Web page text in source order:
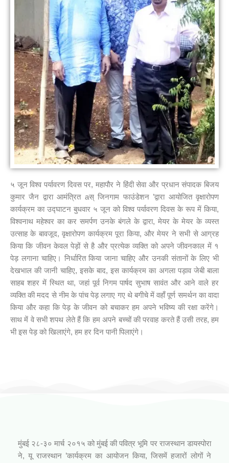
५ जून विश्व पर्यावरण दिवस पर, महापौर ने हिंदी सेवा और प्रधान संपादक बिजय
कुमार जैन द्वारा आमंत्रित aस् जिनगाम फाउंडेशन ’द्वारा आयोजित वृक्षारोपण
कार्यक्रम का उद्घाटन बुधवार ५ जून को विश्व पर्यावरण दिवस के रूप में किया,
विश्वनाथ महेश्वर का कर समर्पण उनके बंगले के द्वारा, मेयर के मेयर के व्यस्त
उत्साह के बावजूद, वृक्षारोपण कार्यक्रम पूरा किया, और मेयर ने सभी से आग्रह
किया कि जीवन केवल पेड़ों से है और प्रत्येक व्यक्ति को अपने जीवनकाल में १
पेड़ लगाना चाहिए। निर्धारित किया जाना चाहिए और उनकी संतानों के लिए भी
देखभाल की जानी चाहिए, इसके बाद, इस कार्यक्रम का अगला पड़ाव जेबी बाला
साहब शहर में स्थित था, जहां पूर्व निगम पार्षद सुभाष सावंत और आने वाले हर
व्यक्ति की मदद से नीम के पांच पेड़ लगाए गए थे बगीचे में वहाँ पूर्ण समर्थन का वादा
किया और कहा कि पेड़ के जीवन को बचाकर हम अपने भविष्य की रक्षा करेंगे।
साथ में वे सभी शपथ लेते हैं कि हम अपने बच्चों की परवाह करते हैं उसी तरह, हम
भी इस पेड़ को खिलाएंगे, हम हर दिन पानी पिलाएंगे।
मुंबई २८-३० मार्च २०१५ को मुंबई की पवित्र भूमि पर राजस्थान डायस्पोरा
ने, यू राजस्थान ’कार्यक्रम का आयोजन किया, जिसमें हजारों लोगों ने